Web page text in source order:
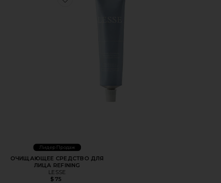
Favorite ОЧИЩАЮЩЕЕ СРЕДСТВО ДЛЯ ЛИЦА REFINING
Лидер Продаж
ОЧИЩАЮЩЕЕ СРЕДСТВО ДЛЯ
ЛИЦА REFINING
LESSE
$75